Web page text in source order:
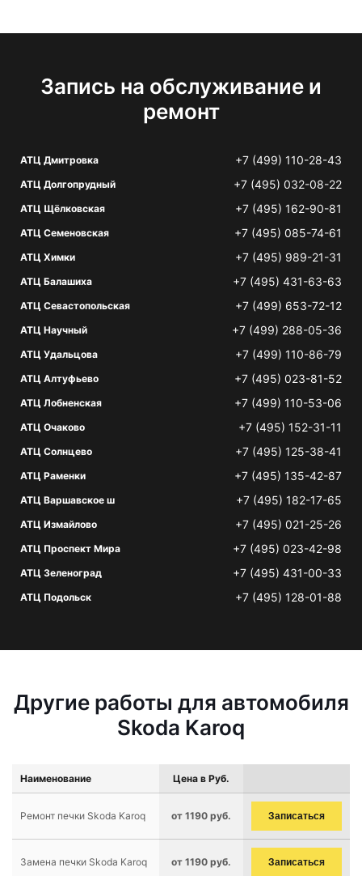
Запись на обслуживание и
ремонт
АТЦ Дмитровка +7 (499) 110-28-43
АТЦ Долгопрудный +7 (495) 032-08-22
АТЦ Щёлковская +7 (495) 162-90-81
АТЦ Семеновская +7 (495) 085-74-61
АТЦ Химки +7 (495) 989-21-31
АТЦ Балашиха +7 (495) 431-63-63
АТЦ Севастопольская +7 (499) 653-72-12
АТЦ Научный +7 (499) 288-05-36
АТЦ Удальцова +7 (499) 110-86-79
АТЦ Алтуфьево +7 (495) 023-81-52
АТЦ Лобненская +7 (499) 110-53-06
АТЦ Очаково +7 (495) 152-31-11
АТЦ Солнцево +7 (495) 125-38-41
АТЦ Раменки +7 (495) 135-42-87
АТЦ Варшавское ш +7 (495) 182-17-65
АТЦ Измайлово +7 (495) 021-25-26
АТЦ Проспект Мира +7 (495) 023-42-98
АТЦ Зеленоград +7 (495) 431-00-33
АТЦ Подольск +7 (495) 128-01-88
Другие работы для автомобиля
Skoda Karoq
Наименование Цена в Руб.
Ремонт печки Skoda Karoq от 1190 руб. Записаться
Замена печки Skoda Karoq от 1190 руб. Записаться